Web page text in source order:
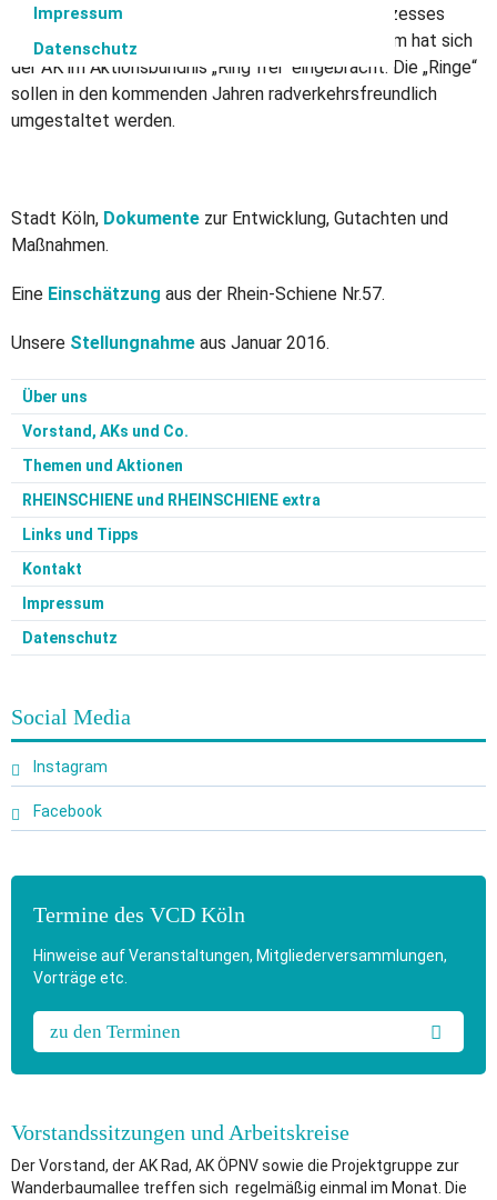
Impressum
Datenschutz
Veranstaltungen im Rahmen des Erarbeitungsprozesses
teilgenommen und Vorschläge eingebracht. Zudem hat sich
der AK im Aktionsbündnis „Ring frei“ eingebracht. Die „Ringe“
sollen in den kommenden Jahren radverkehrsfreundlich
umgestaltet werden.
Stadt Köln, Dokumente zur Entwicklung, Gutachten und
Maßnahmen.
Eine Einschätzung aus der Rhein-Schiene Nr.57.
Unsere Stellungnahme aus Januar 2016.
Über uns
Vorstand, AKs und Co.
Themen und Aktionen
RHEINSCHIENE und RHEINSCHIENE extra
Links und Tipps
Kontakt
Impressum
Datenschutz
Social Media
Instagram
Facebook
Termine des VCD Köln
Hinweise auf Veranstaltungen, Mitgliederversammlungen,
Vorträge etc.
zu den Terminen
Vorstandssitzungen und Arbeitskreise
Der Vorstand, der AK Rad, AK ÖPNV sowie die Projektgruppe zur
Wanderbaumallee treffen sich regelmäßig einmal im Monat. Die